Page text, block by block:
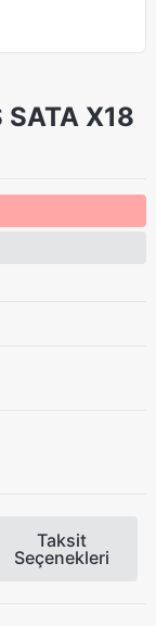
SATA X18
Taksit
Seçenekleri